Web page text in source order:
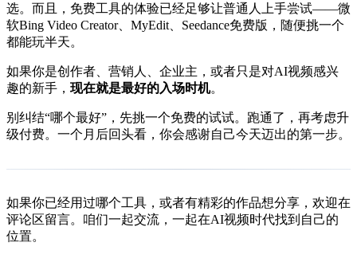
选。而且，免费工具的体验已经足够让普通人上手尝试——微
软Bing Video Creator、MyEdit、Seedance免费版，随便挑一个
都能玩半天。
如果你是创作者、营销人、企业主，或者只是对AI视频感兴
趣的新手， 现在就是最好的入场时机。
别纠结“哪个最好”，先挑一个免费的试试。跑通了，再考虑升
级付费。一个月后回头看，你会感谢自己今天迈出的第一步。
如果你已经用过哪个工具，或者有精彩的作品想分享，欢迎在
评论区留言。咱们一起交流，一起在AI视频时代找到自己的
位置。